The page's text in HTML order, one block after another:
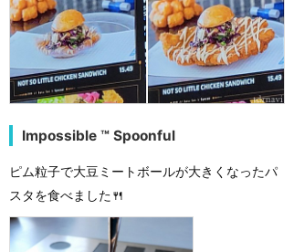
Impossible ™ Spoonful
ピム粒子で大豆ミートボールが大きくなったパ
スタを食べました🍴